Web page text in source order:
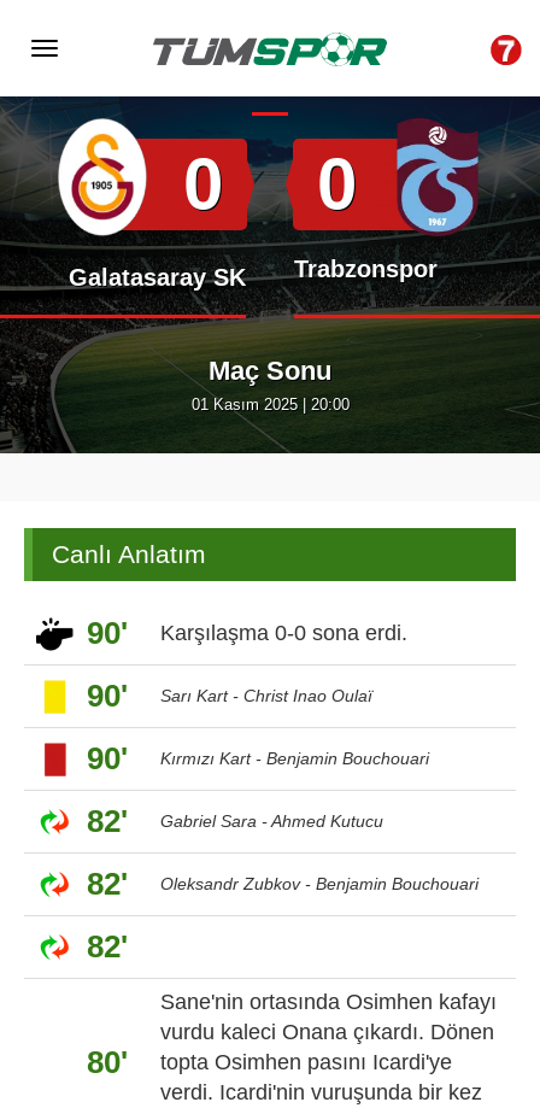
Hakem : Cihan Aydın
0
Galatasaray SK
0
Trabzonspor
Maç Sonu
01 Kasım 2025 | 20:00
Canlı Anlatım
90' Karşılaşma 0-0 sona erdi.
90' Sarı Kart - Christ Inao Oulaï
90' Kırmızı Kart - Benjamin Bouchouari
82' Gabriel Sara - Ahmed Kutucu
82' Oleksandr Zubkov - Benjamin Bouchouari
82'
80'
Sane'nin ortasında Osimhen kafayı
vurdu kaleci Onana çıkardı. Dönen
topta Osimhen pasını Icardi'ye
verdi. Icardi'nin vuruşunda bir kez